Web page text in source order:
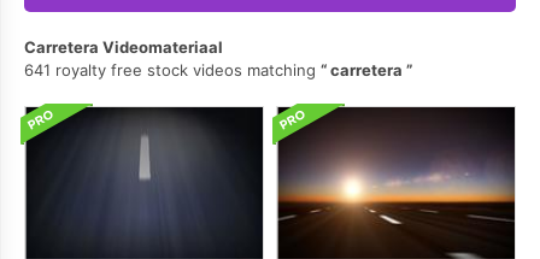
Carretera Videomateriaal
641 royalty free stock videos matching
carretera